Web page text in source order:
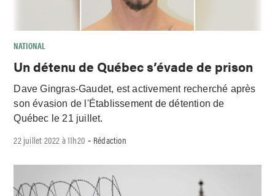
NATIONAL
Un détenu de Québec s’évade de prison
Dave Gingras-Gaudet, est activement recherché après
son évasion de l'Établissement de détention de
Québec le 21 juillet.
22 juillet 2022 à 11h20 - Rédaction